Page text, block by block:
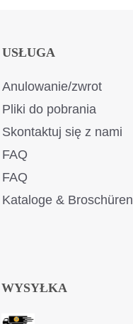
USŁUGA
Anulowanie/zwrot
Pliki do pobrania
Skontaktuj się z nami
FAQ
FAQ
Kataloge & Broschüren
WYSYŁKA